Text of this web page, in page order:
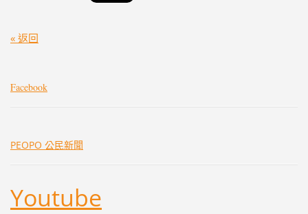
« 返回
Facebook
PEOPO 公民新聞
Youtube